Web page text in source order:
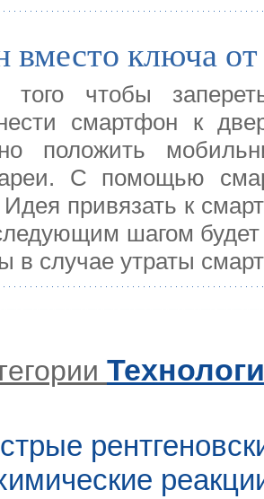
ключа
того чтобы
смартфон к
положить
С помощью
привязать к
шагом
в случае утраты